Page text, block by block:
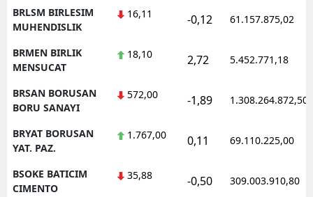
BRLSM BIRLESIM
MUHENDISLIK
16,11 -0,12 61.157.875,02
BRMEN BIRLIK
MENSUCAT
18,10 2,72 5.452.771,18
BRSAN BORUSAN
BORU SANAYI
572,00 -1,89 1.308.264.872,50
BRYAT BORUSAN
YAT. PAZ.
1.767,00 0,11 69.110.225,00
BSOKE BATICIM
CIMENTO
35,88 -0,50 309.003.910,80